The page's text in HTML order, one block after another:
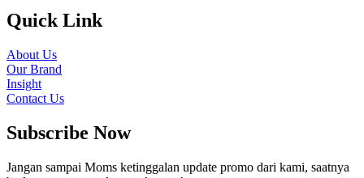
Quick Link
About Us
Our Brand
Insight
Contact Us
Subscribe Now
Jangan sampai Moms ketinggalan update promo dari kami, saatnya